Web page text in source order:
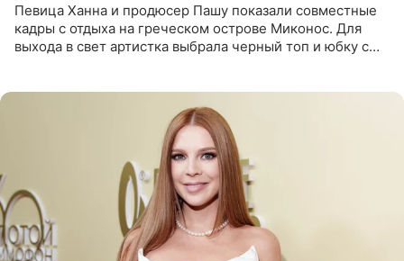
Певица Ханна и продюсер Пашу показали совместные
кадры с отдыха на греческом острове Миконос. Для
выхода в свет артистка выбрала черный топ и юбку с